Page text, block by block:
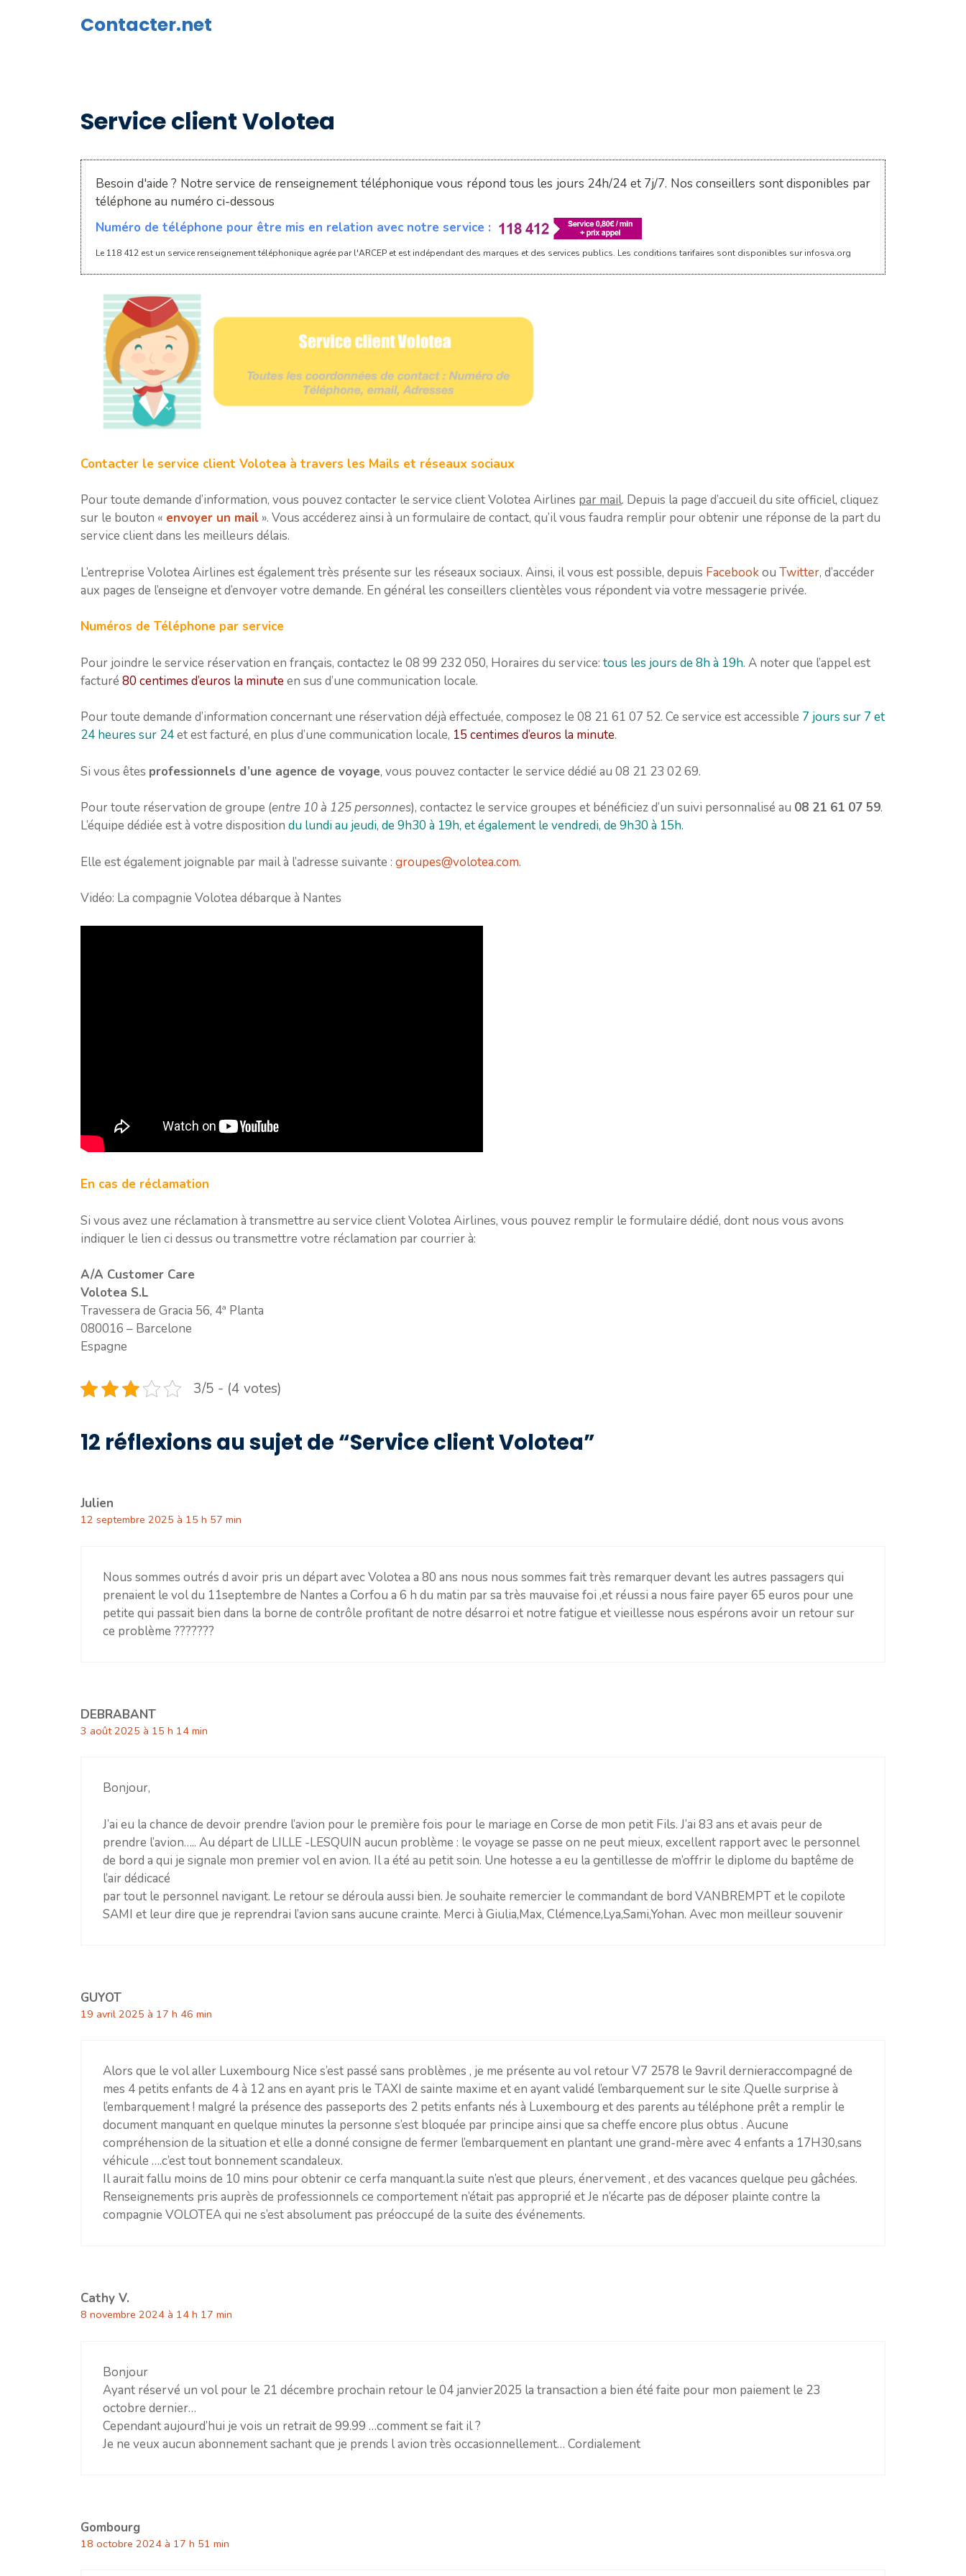
Contacter.net
Service client Volotea
Besoin d'aide ? Notre service de renseignement téléphonique vous répond tous les jours 24h/24 et 7j/7. Nos conseillers sont disponibles par
téléphone au numéro ci-dessous
Numéro de téléphone pour être mis en relation avec notre service :
Le 118 412 est un service renseignement téléphonique agrée par l'ARCEP et est indépendant des marques et des services publics. Les conditions tarifaires sont disponibles sur infosva.org
Contacter le service client Volotea à travers les Mails et réseaux sociaux
Pour toute demande d’information, vous pouvez contacter le service client Volotea Airlines par mail. Depuis la page d’accueil du site officiel, cliquez
sur le bouton « envoyer un mail ». Vous accéderez ainsi à un formulaire de contact, qu’il vous faudra remplir pour obtenir une réponse de la part du
service client dans les meilleurs délais.
L’entreprise Volotea Airlines est également très présente sur les réseaux sociaux. Ainsi, il vous est possible, depuis Facebookou Twitter, d’accéder
aux pages de l’enseigne et d’envoyer votre demande. En général les conseillers clientèles vous répondent via votre messagerie privée.
Numéros de Téléphone par service
Pour joindre le service réservation en français, contactez le 08 99 232 050, Horaires du service: tous les jours de 8h à 19h. A noter que l’appel est
facturé 80 centimes d’euros la minuteen sus d’une communication locale.
Pour toute demande d’information concernant une réservation déjà effectuée, composez le 08 21 61 07 52. Ce service est accessible 7 jours sur 7 et
24 heures sur 24et est facturé, en plus d’une communication locale, 15 centimes d’euros la minute.
Si vous êtes professionnels d’une agence de voyage, vous pouvez contacter le service dédié au 08 21 23 02 69.
Pour toute réservation de groupe (entre 10 à 125 personnes), contactez le service groupes et bénéficiez d’un suivi personnalisé au 08 21 61 07 59.
L’équipe dédiée est à votre disposition du lundi au jeudi, de 9h30 à 19h, et également le vendredi, de 9h30 à 15h.
Elle est également joignable par mail à l’adresse suivante : groupes@volotea.com.
Vidéo: La compagnie Volotea débarque à Nantes
En cas de réclamation
Si vous avez une réclamation à transmettre au service client Volotea Airlines, vous pouvez remplir le formulaire dédié, dont nous vous avons
indiquer le lien ci dessus ou transmettre votre réclamation par courrier à:
A/A Customer Care
Volotea S.L
Travessera de Gracia 56, 4ª Planta
080016 – Barcelone
Espagne
3/5 - (4 votes)
12 réflexions au sujet de “Service client Volotea”
Julien
12 septembre 2025 à 15 h 57 min
Nous sommes outrés d avoir pris un départ avec Volotea a 80 ans nous nous sommes fait très remarquer devant les autres passagers qui
prenaient le vol du 11septembre de Nantes a Corfou a 6 h du matin par sa très mauvaise foi ,et réussi a nous faire payer 65 euros pour une
petite qui passait bien dans la borne de contrôle profitant de notre désarroi et notre fatigue et vieillesse nous espérons avoir un retour sur
ce problème ???????
DEBRABANT
3 août 2025 à 15 h 14 min
Bonjour,
J’ai eu la chance de devoir prendre l’avion pour le première fois pour le mariage en Corse de mon petit Fils. J’ai 83 ans et avais peur de
prendre l’avion….. Au départ de LILLE -LESQUIN aucun problème : le voyage se passe on ne peut mieux, excellent rapport avec le personnel
de bord a qui je signale mon premier vol en avion. Il a été au petit soin. Une hotesse a eu la gentillesse de m’offrir le diplome du baptême de
l’air dédicacé
par tout le personnel navigant. Le retour se déroula aussi bien. Je souhaite remercier le commandant de bord VANBREMPT et le copilote
SAMI et leur dire que je reprendrai l’avion sans aucune crainte. Merci à Giulia,Max, Clémence,Lya,Sami,Yohan. Avec mon meilleur souvenir
GUYOT
19 avril 2025 à 17 h 46 min
Alors que le vol aller Luxembourg Nice s’est passé sans problèmes , je me présente au vol retour V7 2578 le 9avril dernieraccompagné de
mes 4 petits enfants de 4 à 12 ans en ayant pris le TAXI de sainte maxime et en ayant validé l’embarquement sur le site .Quelle surprise à
l’embarquement ! malgré la présence des passeports des 2 petits enfants nés à Luxembourg et des parents au téléphone prêt a remplir le
document manquant en quelque minutes la personne s’est bloquée par principe ainsi que sa cheffe encore plus obtus . Aucune
compréhension de la situation et elle a donné consigne de fermer l’embarquement en plantant une grand-mère avec 4 enfants a 17H30,sans
véhicule ….c’est tout bonnement scandaleux.
Il aurait fallu moins de 10 mins pour obtenir ce cerfa manquant.la suite n’est que pleurs, énervement , et des vacances quelque peu gâchées.
Renseignements pris auprès de professionnels ce comportement n’était pas approprié et Je n’écarte pas de déposer plainte contre la
compagnie VOLOTEA qui ne s’est absolument pas préoccupé de la suite des événements.
Cathy V.
8 novembre 2024 à 14 h 17 min
Bonjour
Ayant réservé un vol pour le 21 décembre prochain retour le 04 janvier2025 la transaction a bien été faite pour mon paiement le 23
octobre dernier…
Cependant aujourd’hui je vois un retrait de 99.99 …comment se fait il ?
Je ne veux aucun abonnement sachant que je prends l avion très occasionnellement… Cordialement
Gombourg
18 octobre 2024 à 17 h 51 min